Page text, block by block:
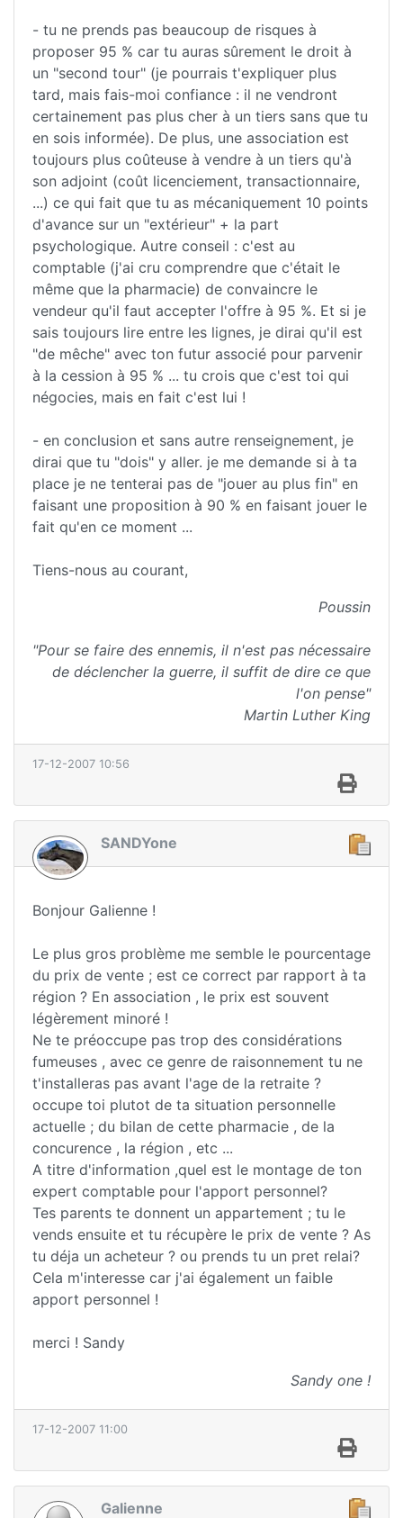
- tu ne prends pas beaucoup de risques à
proposer 95 % car tu auras sûrement le droit à
un "second tour" (je pourrais t'expliquer plus
tard, mais fais-moi confiance : il ne vendront
certainement pas plus cher à un tiers sans que tu
en sois informée). De plus, une association est
toujours plus coûteuse à vendre à un tiers qu'à
son adjoint (coût licenciement, transactionnaire,
...) ce qui fait que tu as mécaniquement 10 points
d'avance sur un "extérieur" + la part
psychologique. Autre conseil : c'est au
comptable (j'ai cru comprendre que c'était le
même que la pharmacie) de convaincre le
vendeur qu'il faut accepter l'offre à 95 %. Et si je
sais toujours lire entre les lignes, je dirai qu'il est
"de mêche" avec ton futur associé pour parvenir
à la cession à 95 % ... tu crois que c'est toi qui
négocies, mais en fait c'est lui !
- en conclusion et sans autre renseignement, je
dirai que tu "dois" y aller. je me demande si à ta
place je ne tenterai pas de "jouer au plus fin" en
faisant une proposition à 90 % en faisant jouer le
fait qu'en ce moment ...
Tiens-nous au courant,
Poussin
"Pour se faire des ennemis, il n'est pas nécessaire
de déclencher la guerre, il suffit de dire ce que
l'on pense"
Martin Luther King
17-12-2007 10:56
SANDYone
Bonjour Galienne !
Le plus gros problème me semble le pourcentage
du prix de vente ; est ce correct par rapport à ta
région ? En association , le prix est souvent
légèrement minoré !
Ne te préoccupe pas trop des considérations
fumeuses , avec ce genre de raisonnement tu ne
t'installeras pas avant l'age de la retraite ?
occupe toi plutot de ta situation personnelle
actuelle ; du bilan de cette pharmacie , de la
concurence , la région , etc ...
A titre d'information ,quel est le montage de ton
expert comptable pour l'apport personnel?
Tes parents te donnent un appartement ; tu le
vends ensuite et tu récupère le prix de vente ? As
tu déja un acheteur ? ou prends tu un pret relai?
Cela m'interesse car j'ai également un faible
apport personnel !
merci ! Sandy
Sandy one !
17-12-2007 11:00
Galienne